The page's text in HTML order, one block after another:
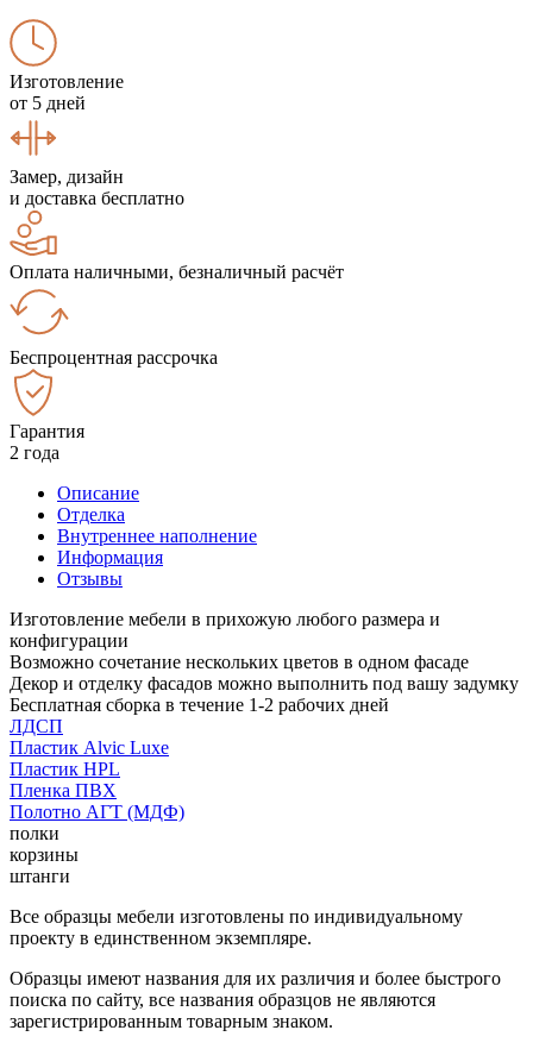
Изготовление
от 5 дней
Замер, дизайн
и доставка бесплатно
Оплата наличными, безналичный расчёт
Беспроцентная рассрочка
Гарантия
2 года
Описание
Отделка
Внутреннее наполнение
Информация
Отзывы
Изготовление мебели в прихожую любого размера и
конфигурации
Возможно сочетание нескольких цветов в одном фасаде
Декор и отделку фасадов можно выполнить под вашу задумку
Бесплатная сборка в течение 1-2 рабочих дней
ЛДСП
Пластик Alvic Luxe
Пластик HPL
Пленка ПВХ
Полотно АГТ (МДФ)
полки
корзины
штанги
Все образцы мебели изготовлены по индивидуальному
проекту в единственном экземпляре.
Образцы имеют названия для их различия и более быстрого
поиска по сайту, все названия образцов не являются
зарегистрированным товарным знаком.